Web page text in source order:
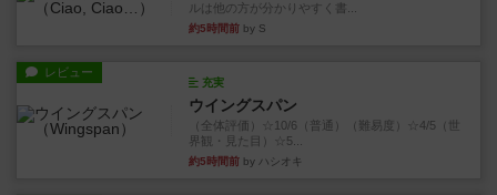
ルは他の方が分かりやすく書...
約5時間前 by S
レビュー
充実
ウイングスパン
（全体評価）☆10/6（普通）（難易度）☆4/5（世
界観・見た目）☆5...
約5時間前 by ハシオキ